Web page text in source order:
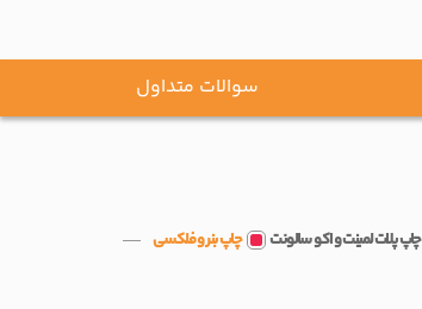
سوالات متداول
چاپ پلات لمینت و اکو سالونت چاپ بنر و فلکسی